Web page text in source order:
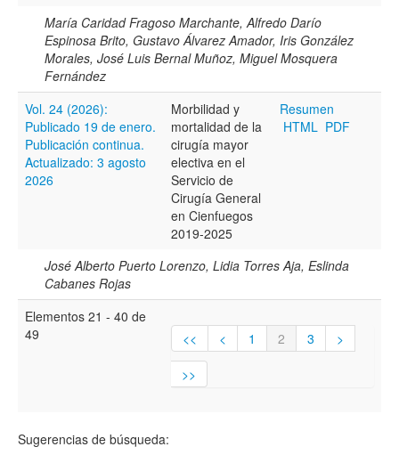
María Caridad Fragoso Marchante, Alfredo Darío
Espinosa Brito, Gustavo Álvarez Amador, Iris González
Morales, José Luis Bernal Muñoz, Miguel Mosquera
Fernández
Vol. 24 (2026):
Publicado 19 de enero.
Publicación continua.
Actualizado: 3 agosto
2026
Morbilidad y
mortalidad de la
cirugía mayor
electiva en el
Servicio de
Cirugía General
en Cienfuegos
2019-2025
Resumen
HTML PDF
José Alberto Puerto Lorenzo, Lidia Torres Aja, Eslinda
Cabanes Rojas
Elementos 21 - 40 de
49
<< < 1 2 3
>
>>
Sugerencias de búsqueda: